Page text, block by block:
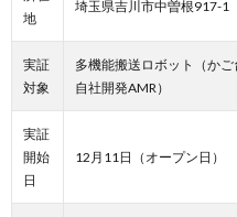
地
埼玉県吉川市中曽根917-1
実証
対象
多機能搬送ロボット（か
自社開発AMR）
実証
開始
日
12月11日（オープン日）